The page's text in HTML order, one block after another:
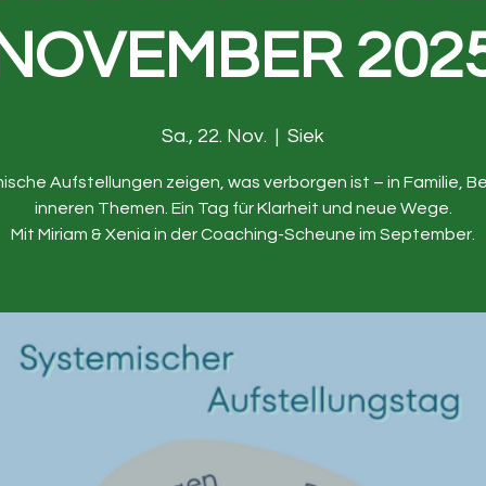
NOVEMBER
Sa., 22. Nov.
  |
Siek
Aufstellungen zeigen, was verborgen ist – in Familie,
inneren Themen. Ein Tag für Klarheit und neue Wege.
Mit Miriam & Xenia in der Coaching-Scheune im September.